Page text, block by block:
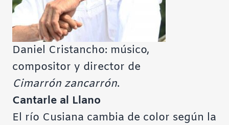
Daniel Cristancho: músico,
compositor y director de
Cimarrón zancarrón.
Cantarle al Llano
El río Cusiana cambia de color según la